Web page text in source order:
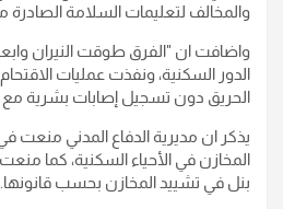
والمخالف لتعليمات السلامة الصادرة
واضافت ان "الفرق طوقت النيران
الدور السكنية، ونفذت عمليات
الحريق دون تسجيل إصابات بشرية مع
يذكر ان مديرية الدفاع المدني
المخازن في الأحياء السكنية، كما
بنل في تشييد المخازن بحسب